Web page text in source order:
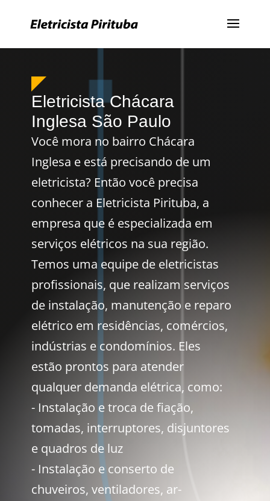
Eletricista Chácara
Inglesa São Paulo
Você mora no bairro Chácara
Inglesa e está precisando de um
eletricista? Então você precisa
conhecer a Eletricista Pirituba, a
empresa que é especializada em
serviços elétricos na sua região.
Temos uma equipe de eletricistas
profissionais, que realizam serviços
de instalação, manutenção e reparo
elétrico em residências, comércios,
indústrias e condomínios. Eles
estão prontos para atender
qualquer demanda elétrica, como:
- Instalação e troca de fiação,
tomadas, interruptores, disjuntores
e quadros de luz
- Instalação e conserto de
chuveiros, ventiladores, ar-